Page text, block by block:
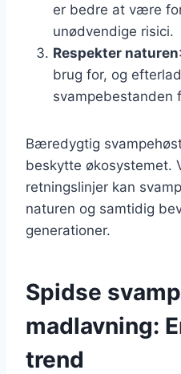
er bedre at være
unødvendige risici.
Respekter naturen
brug for, og
svampebestanden
Bæredygtig
beskytte økosystemet.
retningslinjer kan
naturen og samtidig
generationer.
Spidse
madlavning:
trend